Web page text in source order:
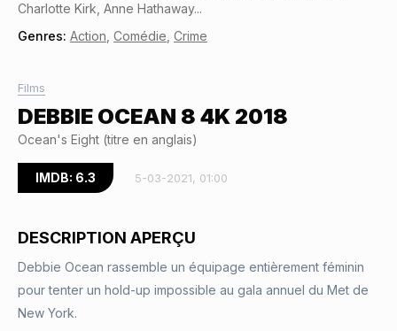
Charlotte Kirk, Anne Hathaway...
Genres: Action Comédie Crime
Films
DEBBIE OCEAN 8 4K 2018
Ocean's Eight (titre en anglais)
IMDB: 6.3 5-03-2021, 01:00
DESCRIPTION APERÇU
Debbie Ocean rassemble un équipage entièrement féminin
pour tenter un hold-up impossible au gala annuel du Met de
New York.